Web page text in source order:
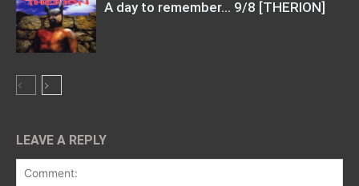
A day to remember… 9/8 [THERION]
LEAVE A REPLY